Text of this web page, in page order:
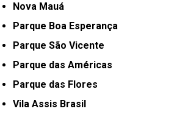
Nova Mauá
Parque Boa Esperança
Parque São Vicente
Parque das Américas
Parque das Flores
Vila Assis Brasil